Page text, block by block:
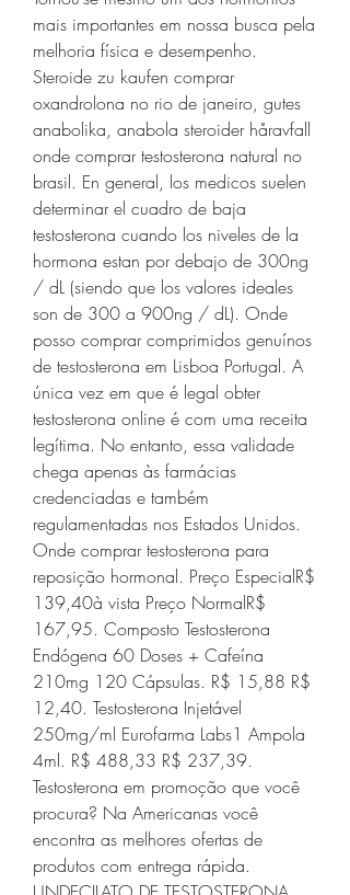
mais importantes em nossa busca pela
melhoria física e desempenho.
Steroide zu kaufen comprar
oxandrolona no rio de janeiro, gutes
anabolika, anabola steroider håravfall
onde comprar testosterona natural no
brasil. En general, los medicos suelen
determinar el cuadro de baja
testosterona cuando los niveles de la
hormona estan por debajo de 300ng
/ dL (siendo que los valores ideales
son de 300 a 900ng / dL). Onde
posso comprar comprimidos genuínos
de testosterona em Lisboa Portugal. A
única vez em que é legal obter
testosterona online é com uma receita
legítima. No entanto, essa validade
chega apenas às farmácias
credenciadas e também
regulamentadas nos Estados Unidos.
Onde comprar testosterona para
reposição hormonal. Preço EspecialR$
139,40à vista Preço NormalR$
167,95. Composto Testosterona
Endógena 60 Doses + Cafeína
210mg 120 Cápsulas. R$ 15,88 R$
12,40. Testosterona Injetável
250mg/ml Eurofarma Labs1 Ampola
4ml. R$ 488,33 R$ 237,39.
Testosterona em promoção que você
procura? Na Americanas você
encontra as melhores ofertas de
produtos com entrega rápida.